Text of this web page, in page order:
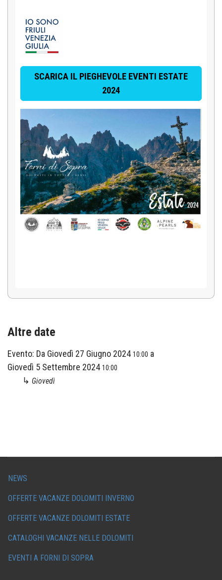
SCARICA IL PIEGHEVOLE EVENTI ESTATE
2024
Altre date
Evento: Da Giovedì 27 Giugno 2024 10:00 a
Giovedì 5 Settembre 2024 10:00
↳ Giovedì
NEWS
OFFERTE VACANZE DOLOMITI INVERNO
OFFERTE VACANZE DOLOMITI ESTATE
CATALOGHI VACANZE NELLE DOLOMITI
EVENTI A FORNI DI SOPRA